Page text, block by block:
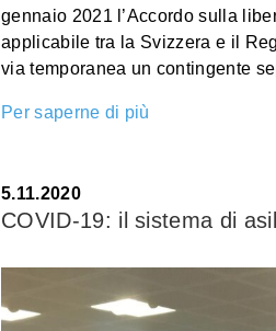
gennaio 2021 l’Accordo sulla
applicabile tra la Svizzera e il
via temporanea un contingente
Per saperne di più
5.11.2020
COVID-19: il sistema di